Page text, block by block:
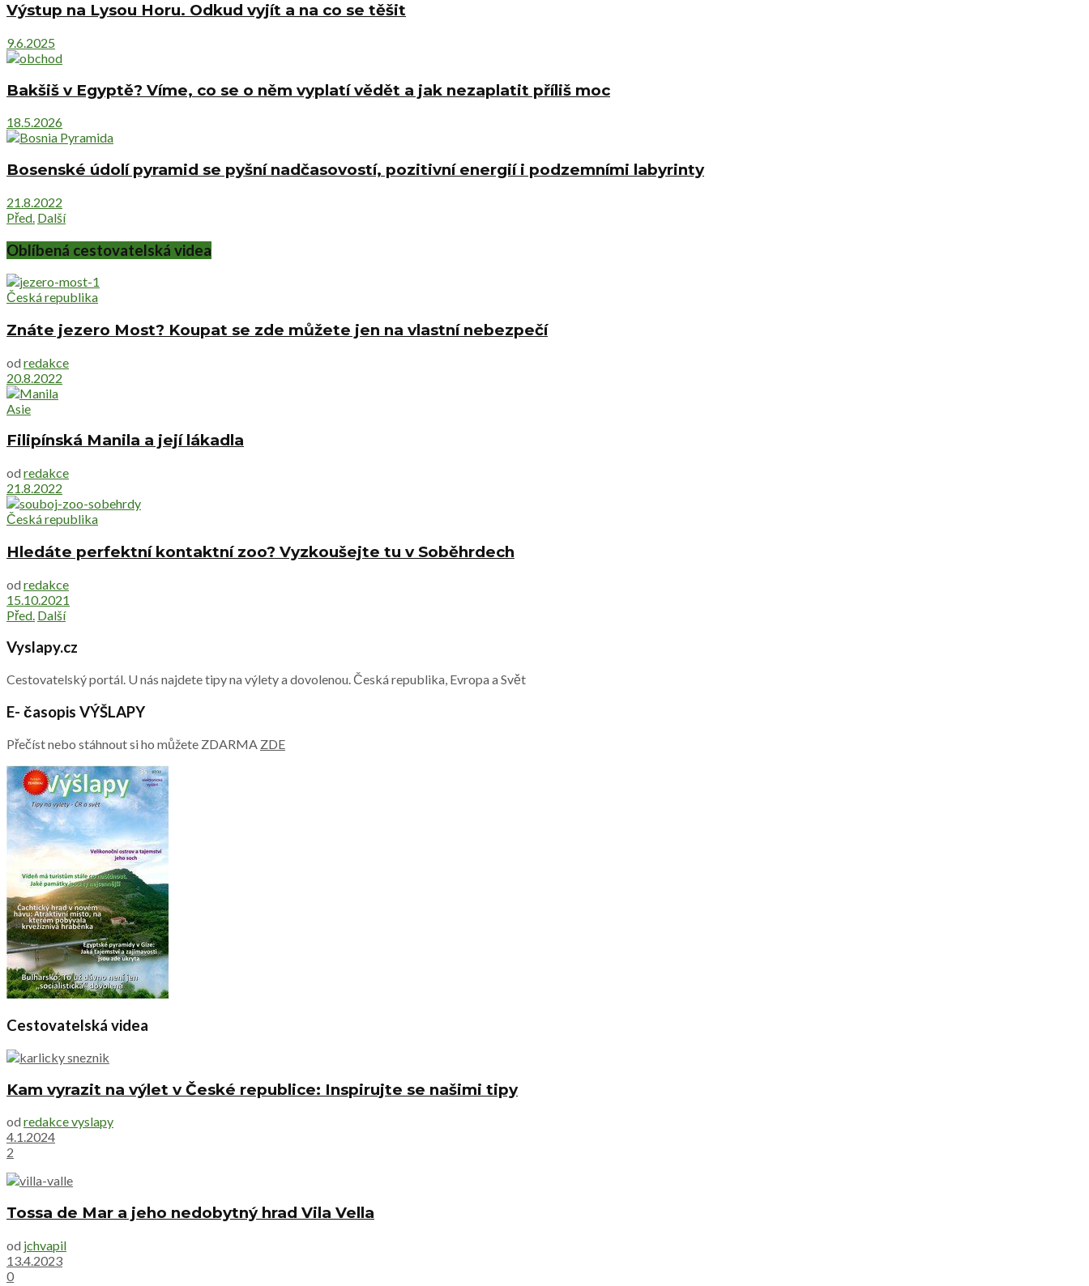
Výstup na Lysou Horu. Odkud vyjít a na co se těšit
9.6.2025
Bakšiš v Egyptě? Víme, co se o něm vyplatí vědět a jak nezaplatit příliš moc
18.5.2026
Bosenské údolí pyramid se pyšní nadčasovostí, pozitivní energií i podzemními labyrinty
21.8.2022
Před. Další
Oblíbená cestovatelská videa
Česká republika
Znáte jezero Most? Koupat se zde můžete jen na vlastní nebezpečí
od redakce
20.8.2022
Asie
Filipínská Manila a její lákadla
od redakce
21.8.2022
Česká republika
Hledáte perfektní kontaktní zoo? Vyzkoušejte tu v Soběhrdech
od redakce
15.10.2021
Před. Další
Vyslapy.cz
Cestovatelský portál. U nás najdete tipy na výlety a dovolenou. Česká republika, Evropa a Svět
E- časopis VÝŠLAPY
Přečíst nebo stáhnout si ho můžete ZDARMA ZDE
Cestovatelská videa
Kam vyrazit na výlet v České republice: Inspirujte se našimi tipy
od redakce vyslapy
4.1.2024
2
Tossa de Mar a jeho nedobytný hrad Vila Vella
od jchvapil
13.4.2023
0